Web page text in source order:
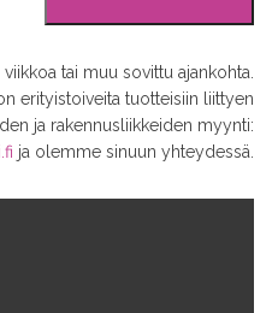
tai muu sovittu ajankohta.
erityistoiveita tuotteisiin liittyen
ja rakennusliikkeiden myynti:
ja olemme sinuun yhteydessä.